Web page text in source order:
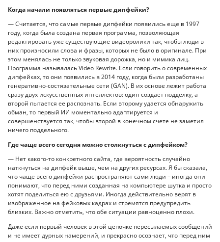
Когда начали появляться первые дипфейки?
— Считается, что самые первые дипфейки появились еще в 1997
году, когда была создана первая программа, позволяющая
редактировать уже существующие видеоролики так, чтобы люди в
них произносили слова и фразы, которых не было в оригинале. При
этом менялась не только звуковая дорожка, но и мимика лиц.
Программа называлась Video Rewrite. Если говорить о современных
дипфейках, то они появились в 2014 году, когда были разработаны
генеративно-состязательные сети (GAN). В их основе лежит работа
сразу двух искусственных интеллектов: один создает подделку, а
второй пытается ее распознать. Если второму удается обнаружить
обман, то первый ИИ моментально адаптируется и
совершенствуется так, чтобы второй в конечном счете не заметил
ничего поддельного.
Где чаще всего сегодня можно столкнуться с дипфейком?
— Нет какого-то конкретного сайта, где вероятность случайно
наткнуться на дипфейк выше, чем на других ресурсах. Я бы сказала,
что чаще всего дипфейки распространяют сами люди – иногда они
понимают, что перед ними созданная на компьютере шутка и просто
хотят поделиться ею с друзьями. Иногда действительно верят в
изображенное на фейковых кадрах и стремятся предупредить
близких. Важно отметить, что обе ситуации равноценно плохи.
Даже если первый человек в этой цепочке пересылаемых сообщений
и не имеет дурных намерений, и прекрасно осознает, что перед ним